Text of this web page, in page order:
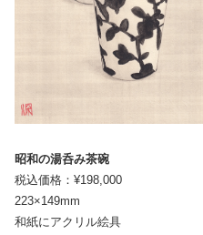
昭和の湯呑み茶碗
税込価格：¥198,000
223×149mm
和紙にアクリル絵具